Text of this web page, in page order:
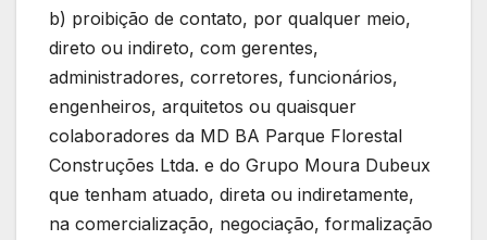
b) proibição de contato, por qualquer meio,
direto ou indireto, com gerentes,
administradores, corretores, funcionários,
engenheiros, arquitetos ou quaisquer
colaboradores da MD BA Parque Florestal
Construções Ltda. e do Grupo Moura Dubeux
que tenham atuado, direta ou indiretamente,
na comercialização, negociação, formalização